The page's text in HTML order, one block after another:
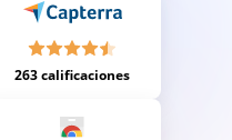
263 calificaciones